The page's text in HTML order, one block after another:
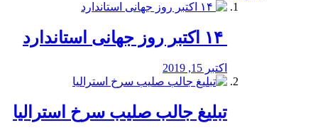
اکتبر 15, 2019
تبلیغ جالب صلیب سرخ استرالیا